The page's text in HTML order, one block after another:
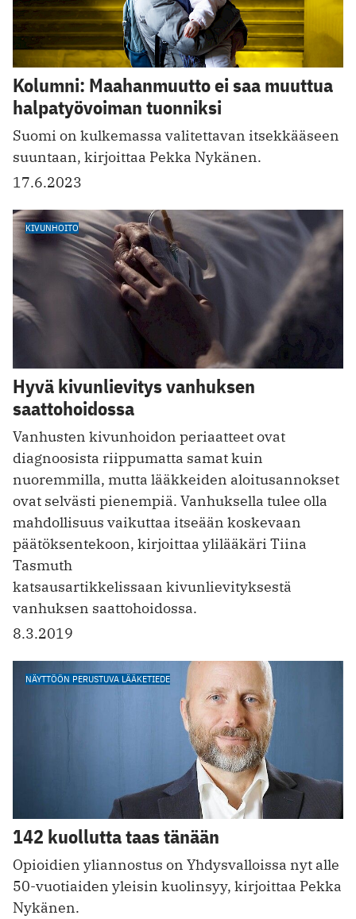
Kolumni: Maahanmuutto ei saa muuttua
halpatyövoiman tuonniksi
Suomi on kulkemassa valitettavan itsekkääseen
suuntaan, kirjoittaa Pekka Nykänen.
17.6.2023
KIVUNHOITO
Hyvä kivunlievitys vanhuksen
saattohoidossa
Vanhusten kivunhoidon periaatteet ovat
diagnoosista riippumatta samat kuin
nuoremmilla, mutta lääkkeiden aloitus­annokset
ovat selvästi pienempiä. Vanhuksella tulee olla
mahdollisuus vaikuttaa itseään koskevaan
päätöksentekoon, kirjoittaa ylilääkäri Tiina
Tasmuth
katsausartikkelissaan kivunlievityksestä
vanhuksen saattohoidossa.
8.3.2019
NÄYTTÖÖN PERUSTUVA LÄÄKETIEDE
142 kuollutta taas tänään
Opioidien yliannostus on Yhdysvalloissa nyt alle
50-vuotiaiden yleisin kuolinsyy, kirjoittaa Pekka
Nykänen.